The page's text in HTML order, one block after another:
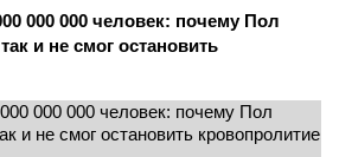
000 000 человек: почему Пол
и не смог остановить